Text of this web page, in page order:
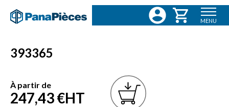
MENU
393365
À partir de
247,43 €HT